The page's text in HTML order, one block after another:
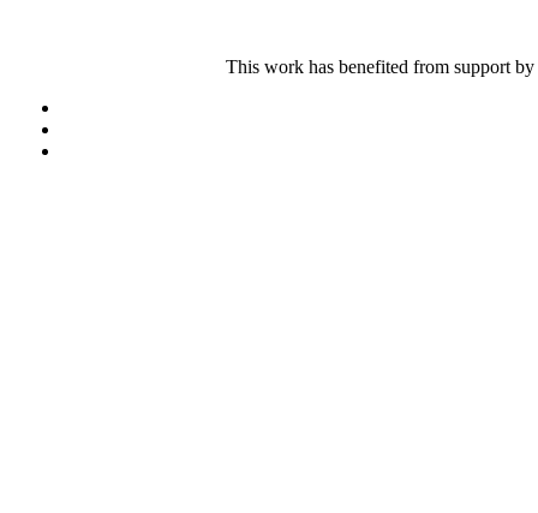
This work has benefited from support